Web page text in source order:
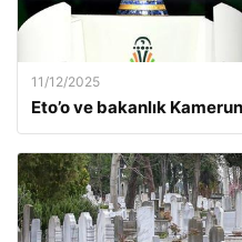
11/12/2025
Eto’o ve bakanlık